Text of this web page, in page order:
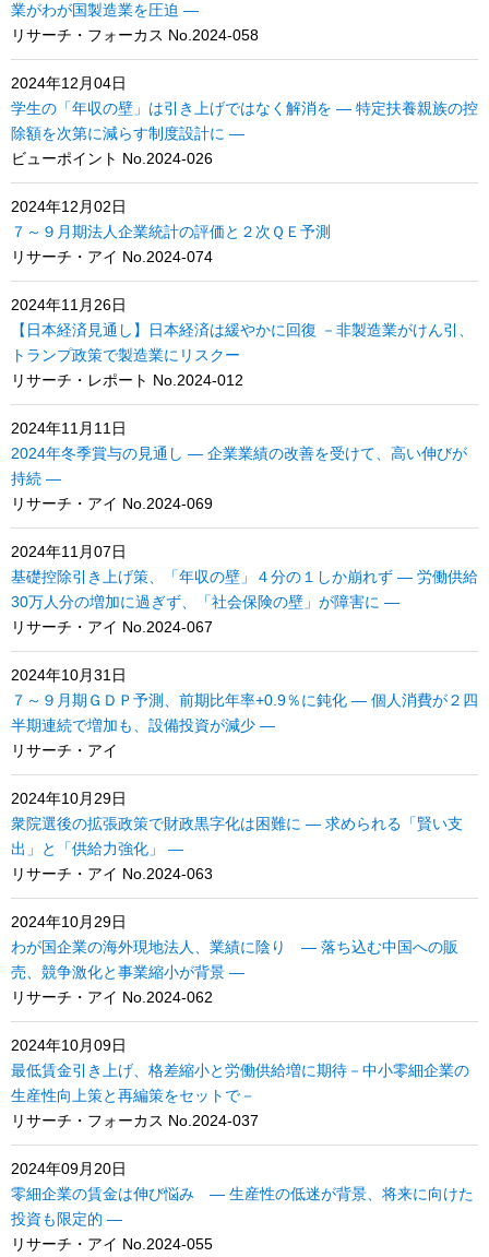
業がわが国製造業を圧迫 ―
リサーチ・フォーカス No.2024-058
2024年12月04日
学生の「年収の壁」は引き上げではなく解消を ― 特定扶養親族の控
除額を次第に減らす制度設計に ―
ビューポイント No.2024-026
2024年12月02日
７～９月期法人企業統計の評価と２次ＱＥ予測
リサーチ・アイ No.2024-074
2024年11月26日
【日本経済見通し】日本経済は緩やかに回復 －非製造業がけん引、
トランプ政策で製造業にリスクー
リサーチ・レポート No.2024-012
2024年11月11日
2024年冬季賞与の見通し ― 企業業績の改善を受けて、高い伸びが
持続 ―
リサーチ・アイ No.2024-069
2024年11月07日
基礎控除引き上げ策、「年収の壁」４分の１しか崩れず ― 労働供給
30万人分の増加に過ぎず、「社会保険の壁」が障害に ―
リサーチ・アイ No.2024-067
2024年10月31日
７～９月期ＧＤＰ予測、前期比年率+0.9％に鈍化 ― 個人消費が２四
半期連続で増加も、設備投資が減少 ―
リサーチ・アイ
2024年10月29日
衆院選後の拡張政策で財政黒字化は困難に ― 求められる「賢い支
出」と「供給力強化」 ―
リサーチ・アイ No.2024-063
2024年10月29日
わが国企業の海外現地法人、業績に陰り ― 落ち込む中国への販
売、競争激化と事業縮小が背景 ―
リサーチ・アイ No.2024-062
2024年10月09日
最低賃金引き上げ、格差縮小と労働供給増に期待－中小零細企業の
生産性向上策と再編策をセットで－
リサーチ・フォーカス No.2024-037
2024年09月20日
零細企業の賃金は伸び悩み ― 生産性の低迷が背景、将来に向けた
投資も限定的 ―
リサーチ・アイ No.2024-055